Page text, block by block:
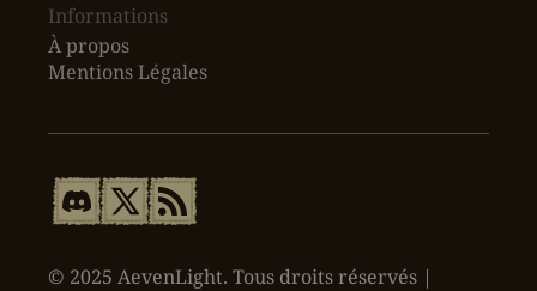
Informations
À propos
Mentions Légales
© 2025 AevenLight. Tous droits réservés |